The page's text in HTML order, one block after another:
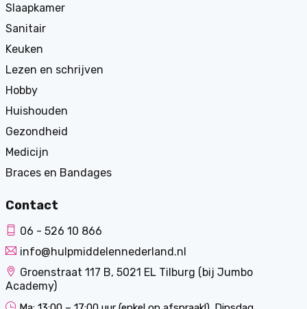
Slaapkamer
Sanitair
Keuken
Lezen en schrijven
Hobby
Huishouden
Gezondheid
Medicijn
Braces en Bandages
Contact
06 - 526 10 866
info@hulpmiddelennederland.nl
Groenstraat 117 B, 5021 EL Tilburg (bij Jumbo
Academy)